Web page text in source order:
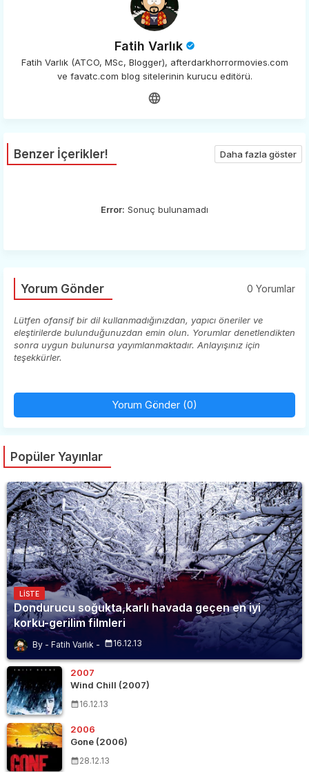
Fatih Varlık
Fatih Varlık (ATCO, MSc, Blogger), afterdarkhorrormovies.com
ve favatc.com blog sitelerinin kurucu editörü.
Benzer İçerikler! Daha fazla göster
Error: Sonuç bulunamadı
Yorum Gönder 0 Yorumlar
Lütfen ofansif bir dil kullanmadığınızdan, yapıcı öneriler ve
eleştirilerde bulunduğunuzdan emin olun. Yorumlar denetlendikten
sonra uygun bulunursa yayımlanmaktadır. Anlayışınız için
teşekkürler.
Yorum Gönder (0)
Popüler Yayınlar
LISTE
Dondurucu soğukta,karlı havada geçen en iyi
korku-gerilim filmleri
Fatih Varlık 16.12.13
2007
Wind Chill (2007)
16.12.13
2006
Gone (2006)
28.12.13